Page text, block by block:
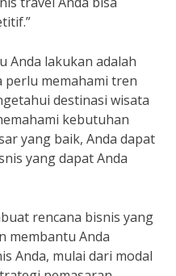
Anda lakukan adalah
perlu memahami tren
destinasi wisata
kebutuhan
yang baik, Anda dapat
yang dapat Anda
rencana bisnis yang
membantu Anda
Anda, mulai dari modal